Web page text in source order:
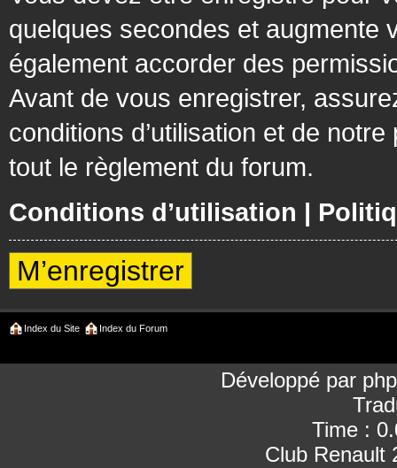
quelques secondes et augmente
également accorder des
Avant de vous enregistrer,
conditions d’utilisation et de
tout le règlement du forum.
Conditions d’utilisation |
M’enregistrer
Index du Site Index du Forum
Développé par
Time :
Club Renault